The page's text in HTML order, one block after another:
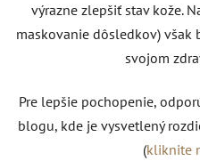
výrazne zlepšiť stav kože.
maskovanie dôsledkov) však
svojom
Pre lepšie pochopenie,
blogu, kde je vysvetlený
(kliknite